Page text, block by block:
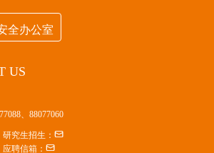
全办公室
US
、88077060
研究生招生：
应聘信箱：